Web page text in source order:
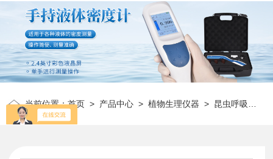
当前位置：首页 > 产品中心 >植物生理仪器 > 昆虫呼吸速率测定仪